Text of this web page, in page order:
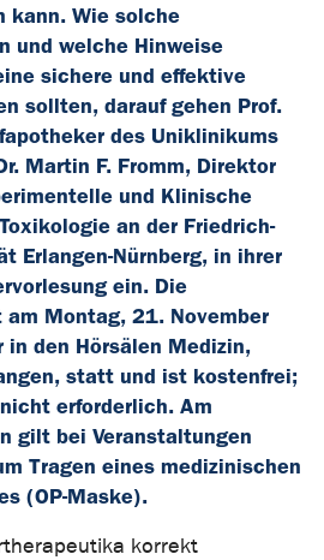
kann. Wie solche
und welche Hinweise
sichere und effektive
sollten, darauf gehen Prof.
des Uniklinikums
Martin F. Fromm, Direktor
und Klinische
an der Friedrich-
Erlangen-Nürnberg, in ihrer
ein. Die
Montag, 21. November
den Hörsälen Medizin,
statt und ist kostenfrei;
erforderlich. Am
gilt bei Veranstaltungen
Tragen eines medizinischen
(OP-Maske).
korrekt